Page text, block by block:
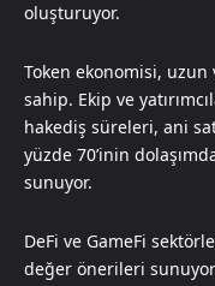
oluşturuyor.
Token ekonomisi,
sahip. Ekip ve
hakediş süreleri, ani
yüzde 70’inin
sunuyor.
DeFi ve GameFi
değer önerileri